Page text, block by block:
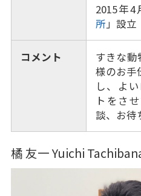
2015年4
所」設立
コメント
すきな動
様のお手
し、よ
トをさ
談、お待
橘 友一 Yuichi